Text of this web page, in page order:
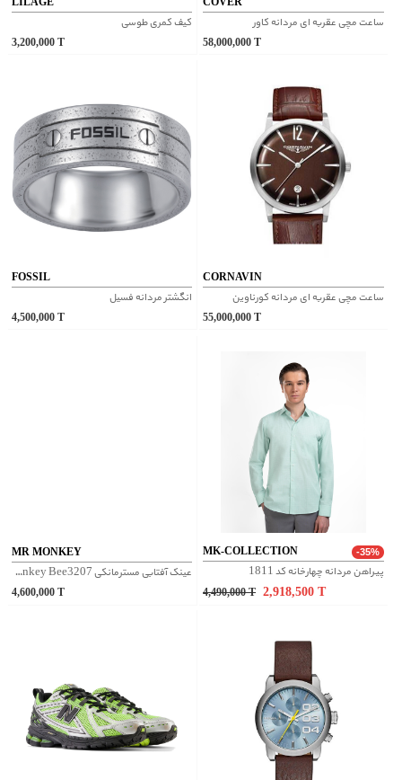
کیف کمری طوسی
3,200,000T
ساعت مچی عقربه ای مردانه کاور
58,000,000 T
FOSSIL
انگشتر مردانه فسیل
4,500,000T
CORNAVIN
ساعت مچی عقربه ای مردانه کورناوین
55,000,000 T
MR MONKEY
عینک آفتابی مسترمانکی Mr Monkey Bee3207 - طوسی
4,600,000T
MK-COLLECTION -35%
پیراهن مردانه چهارخانه کد 1811
4,490,000T 2,918,500 T